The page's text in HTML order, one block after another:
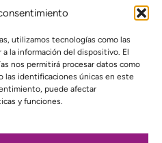
utilizamos tecnologías como las
la información del dispositivo. El
nos permitirá procesar datos como
las identificaciones únicas en este
puede afectar
y funciones.